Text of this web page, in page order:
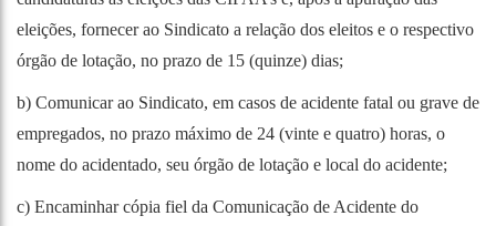
eleições, fornecer ao Sindicato a relação dos eleitos e o respectivo
órgão de lotação, no prazo de 15 (quinze) dias;
b) Comunicar ao Sindicato, em casos de acidente fatal ou grave de
empregados, no prazo máximo de 24 (vinte e quatro) horas, o
nome do acidentado, seu órgão de lotação e local do acidente;
c) Encaminhar cópia fiel da Comunicação de Acidente do